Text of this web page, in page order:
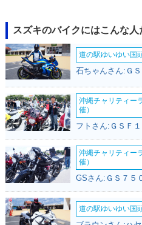
スズキのバイクにはこんな
道の駅ゆいゆい国
石ちゃんさん:Ｇ
沖縄チャリティー
催）
フトさん:ＧＳＦ
沖縄チャリティー
催）
GSさん:ＧＳ７５
道の駅ゆいゆい国